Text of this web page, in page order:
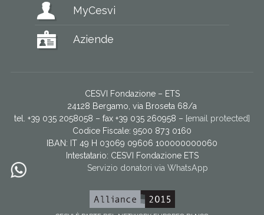
MyCesvi
Aziende
CESVI Fondazione – ETS
24128 Bergamo, via Broseta 68/a
tel. +39 035 2058058 – fax +39 035 260958 – [email protected]
Codice Fiscale: 9500 873 0160
IBAN: IT 49 H 03069 09606 100000000060
Intestatario: CESVI Fondazione ETS
Servizio donatori via WhatsApp